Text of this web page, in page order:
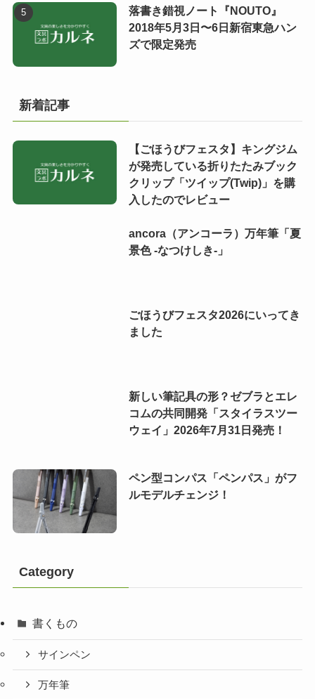
落書き錯視ノート『NOUTO』
2018年5月3日〜6日新宿東急ハン
ズで限定発売
新着記事
【ごほうびフェスタ】キングジム
が発売している折りたたみブック
クリップ「ツイップ(Twip)」を購
入したのでレビュー
ancora（アンコーラ）万年筆「夏
景色 -なつけしき-」
ごほうびフェスタ2026にいってき
ました
新しい筆記具の形？ゼブラとエレ
コムの共同開発「スタイラスツー
ウェイ」2026年7月31日発売！
ペン型コンパス「ペンパス」がフ
ルモデルチェンジ！
Category
書くもの
サインペン
万年筆